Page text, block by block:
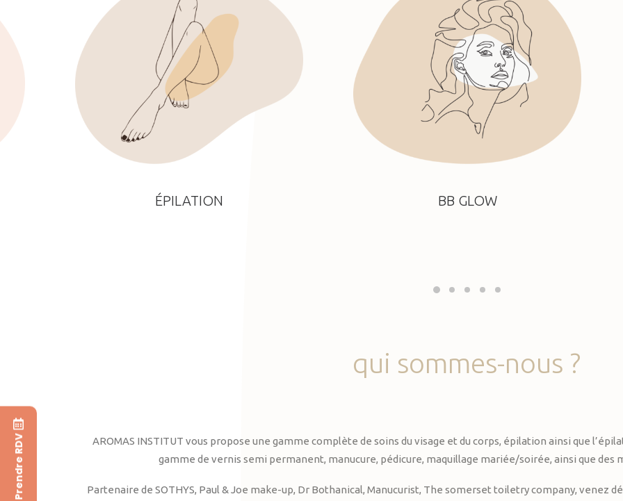
ÉPILATION BB GLOW
qui sommes-nous ?
AROMAS INSTITUT vous propose une gamme complète de soins du visage et du corps, épilation ainsi que
gamme de vernis semi permanent, manucure, pédicure, maquillage mariée/soirée, ainsi que des
Partenaire de SOTHYS, Paul & Joe make-up, Dr Bothanical, Manucurist, The somerset toiletry company, venez
Prendre RDV